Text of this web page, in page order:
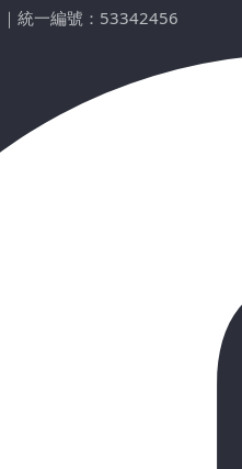
｜ 統一編號：53342456